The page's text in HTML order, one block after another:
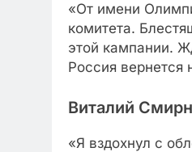
«От имени
комитета.
этой кампании.
Россия
Виталий
«Я вздохнул с